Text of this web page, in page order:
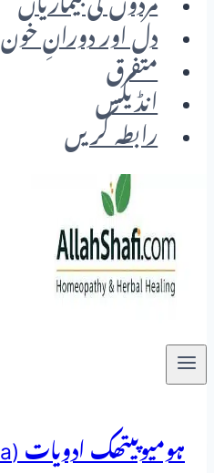
مردوں کی بیماریاں
دل اور دورانِ خون
متفرق
انڈیکس
رابطہ کریں
ہومیوپیتھک ادویات (Materia Medica)